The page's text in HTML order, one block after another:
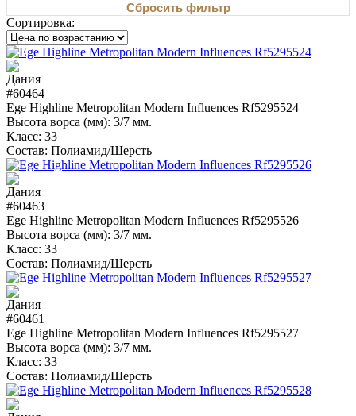
Сбросить фильтр
Сортировка:
#60464
Ege Highline Metropolitan Modern Influences Rf5295524
Высота ворса (мм): 3/7 мм.
Класс: 33
Состав: Полиамид/Шерсть
#60463
Ege Highline Metropolitan Modern Influences Rf5295526
Высота ворса (мм): 3/7 мм.
Класс: 33
Состав: Полиамид/Шерсть
#60461
Ege Highline Metropolitan Modern Influences Rf5295527
Высота ворса (мм): 3/7 мм.
Класс: 33
Состав: Полиамид/Шерсть